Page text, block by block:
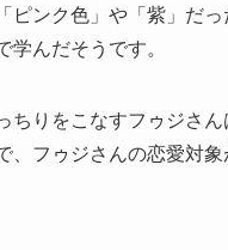
ンク色」や「紫」だ
んだそうです。
りをこなすフゥジさ
フゥジさんの恋愛対